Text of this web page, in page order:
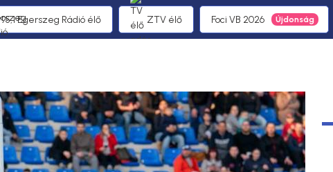
95,1 Egerszeg Rádió élő ZTV élő Foci VB 2026